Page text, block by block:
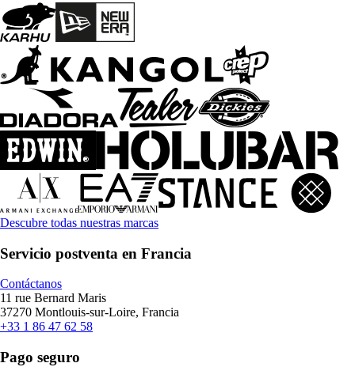
Descubre todas nuestras marcas
Servicio postventa en Francia
Contáctanos
11 rue Bernard Maris
37270 Montlouis-sur-Loire, Francia
+33 1 86 47 62 58
Pago seguro